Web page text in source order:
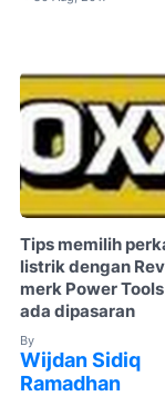
Tips memilih
listrik dengan
merk Power
ada dipasaran
By
Wijdan Sidiq
Ramadhan